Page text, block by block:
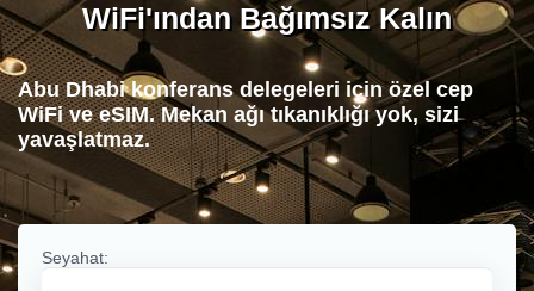
WiFi'ından Bağımsız Kalın
Abu Dhabi konferans delegeleri için özel cep
WiFi ve eSIM. Mekan ağı tıkanıklığı yok, sizi
yavaşlatmaz.
Seyahat: